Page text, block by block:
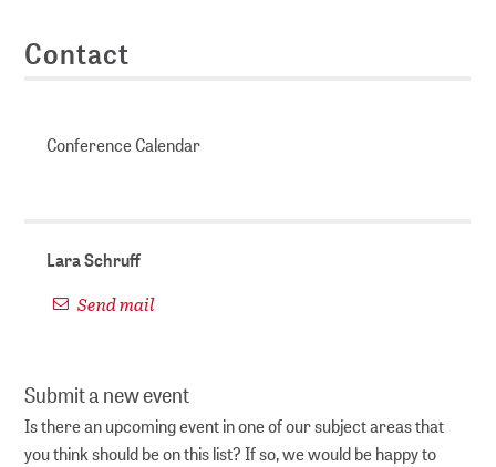
Contact
Conference Calendar
Lara Schruff
Send mail
Submit a new event
Is there an upcoming event in one of our subject areas that
you think should be on this list? If so, we would be happy to